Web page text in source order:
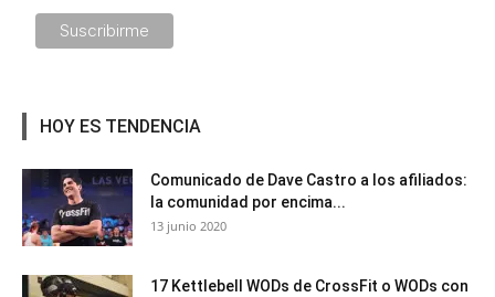
HOY ES TENDENCIA
Comunicado de Dave Castro a los afiliados:
la comunidad por encima...
13 junio 2020
17 Kettlebell WODs de CrossFit o WODs con